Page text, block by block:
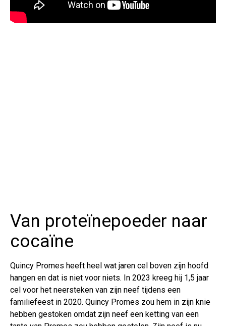
Van proteïnepoeder naar
cocaïne
Quincy Promes heeft heel wat jaren cel boven zijn hoofd
hangen en dat is niet voor niets. In 2023 kreeg hij 1,5 jaar
cel voor het neersteken van zijn neef tijdens een
familiefeest in 2020. Quincy Promes zou hem in zijn knie
hebben gestoken omdat zijn neef een ketting van een